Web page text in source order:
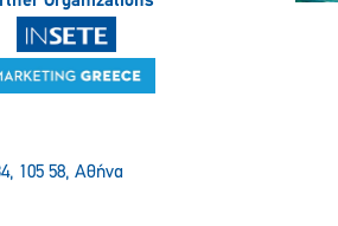
105 58, Αθήνα